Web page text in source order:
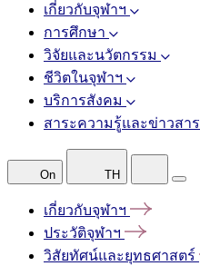
เกี่ยวกับจุฬาฯ
การศึกษา
วิจัยและนวัตกรรม
ชีวิตในจุฬาฯ
บริการสังคม
สาระความรู้และข่าวสาร
On TH
เกี่ยวกับจุฬาฯ
ประวัติจุฬาฯ
วิสัยทัศน์และยุทธศาสตร์